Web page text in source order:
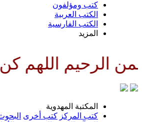
كتب ومؤلفون
الكتب العربية
الكتب الفارسية
المزيد
الرحيم اللهم كن
المكتبة المهدوية
كتب المركز كتب أخرى